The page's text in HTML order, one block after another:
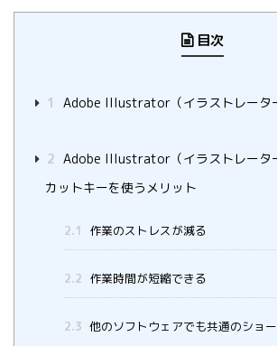
目次
1 Adobe Illustrator（イラストレータ
2 Adobe Illustrator（イラストレータ
カットキーを使うメリット
2.1 作業のストレスが減る
2.2 作業時間が短縮できる
2.3 他のソフトウェアでも共通のショ